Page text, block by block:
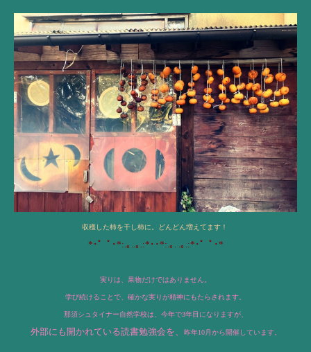
収穫した柿を干し柿に。どんどん増えてます！
*･゜ﾟ･*:.｡..｡.:*･･*:.｡. .｡.:*･゜ﾟ･*
実りは、果物だけではありません。
学び続けることで、確かな実りが精神にもたらされます。
那須シュタイナー自然学校は、今年で3年目になりますが、
外部にも開かれている読書勉強会を、 昨年10月から開催しています。